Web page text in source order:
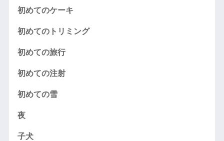
初めてのケーキ
初めてのトリミング
初めての旅行
初めての注射
初めての雪
夜
子犬